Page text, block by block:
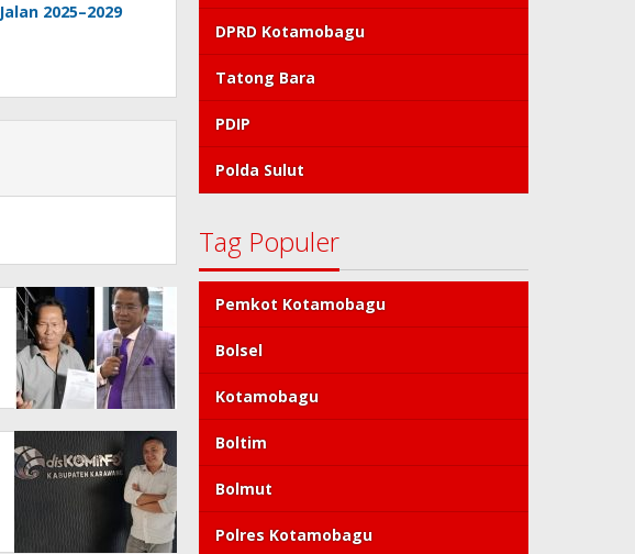
Jalan 2025–2029
DPRD Kotamobagu
Tatong Bara
PDIP
Polda Sulut
Tag Populer
Pemkot Kotamobagu
Bolsel
Kotamobagu
Boltim
Bolmut
Polres Kotamobagu